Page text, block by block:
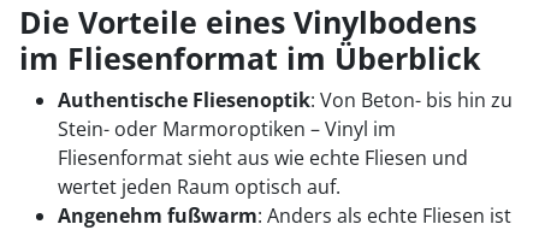
Die Vorteile eines Vinylbodens
im Fliesenformat im Überblick
Authentische Fliesenoptik: Von Beton- bis hin zu
Stein- oder Marmoroptiken – Vinyl im
Fliesenformat sieht aus wie echte Fliesen und
wertet jeden Raum optisch auf.
Angenehm fußwarm: Anders als echte Fliesen ist